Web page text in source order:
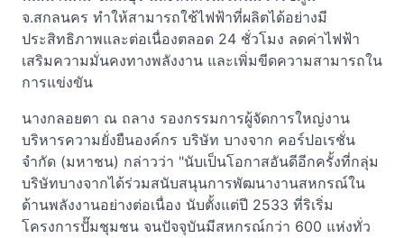
จ.สกลนคร ทำให้สามารถใช้ไฟฟ้าที่ผลิตได้อย่างมี
ประสิทธิภาพและต่อเนื่องตลอด 24 ชั่วโมง ลดค่าไฟฟ้า
เสริมความมั่นคงทางพลังงาน และเพิ่มขีดความสามารถใน
การแข่งขัน
นางกลอยตา ณ ถลาง รองกรรมการผู้จัดการใหญ่งาน
บริหารความยั่งยืนองค์กร บริษัท บางจาก คอร์ปอเรชั่น
จำกัด (มหาชน) กล่าวว่า "นับเป็นโอกาสอันดีอีกครั้งที่กลุ่ม
บริษัทบางจากได้ร่วมสนับสนุนการพัฒนางานสหกรณ์ใน
ด้านพลังงานอย่างต่อเนื่อง นับตั้งแต่ปี 2533 ที่ริเริ่ม
โครงการปั๊มชุมชน จนปัจจุบันมีสหกรณ์กว่า 600 แห่งทั่ว